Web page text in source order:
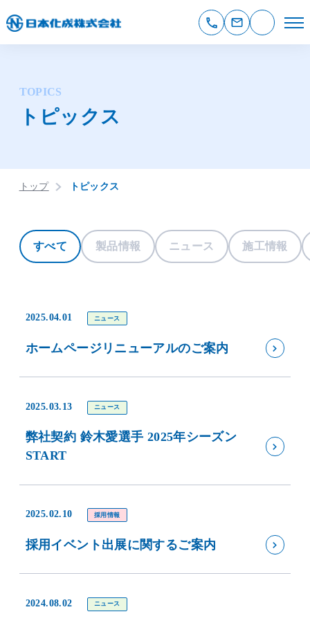
TOPICS
トピックス
トップ トピックス
すべて 製品情報 ニュース 施工情報
2025.04.01 ニュース
ホームページリニューアルのご案内
2025.03.13 ニュース
弊社契約 鈴木愛選手 2025年シーズン
START
2025.02.10 採用情報
採用イベント出展に関するご案内
2024.08.02 ニュース